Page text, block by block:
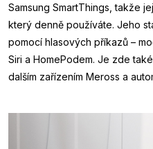
Samsung SmartThings, takže
který denně používáte. Jeho
pomocí hlasových příkazů –
Siri a HomePodem. Je zde
dalším zařízením Meross a